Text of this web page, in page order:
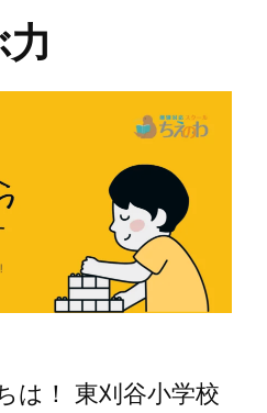
は！ 東刈谷小学校